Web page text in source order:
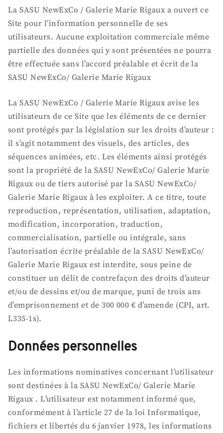
La SASU NewExCo / Galerie Marie Rigaux a ouvert ce
Site pour l’information personnelle de ses
utilisateurs. Aucune exploitation commerciale même
partielle des données qui y sont présentées ne pourra
être effectuée sans l’accord préalable et écrit de la
SASU NewExCo/ Galerie Marie Rigaux
La SASU NewExCo / Galerie Marie Rigaux avise les
utilisateurs de ce Site que les éléments de ce dernier
sont protégés par la législation sur les droits d’auteur :
il s’agit notamment des visuels, des articles, des
séquences animées, etc. Les éléments ainsi protégés
sont la propriété de la SASU NewExCo/ Galerie Marie
Rigaux ou de tiers autorisé par la SASU NewExCo/
Galerie Marie Rigaux à les exploiter. A ce titre, toute
reproduction, représentation, utilisation, adaptation,
modification, incorporation, traduction,
commercialisation, partielle ou intégrale, sans
l’autorisation écrite préalable de la SASU NewExCo/
Galerie Marie Rigaux est interdite, sous peine de
constituer un délit de contrefaçon des droits d’auteur
et/ou de dessins et/ou de marque, puni de trois ans
d’emprisonnement et de 300 000 € d’amende (CPI, art.
L335-1s).
Données personnelles
Les informations nominatives concernant l’utilisateur
sont destinées à la SASU NewExCo/ Galerie Marie
Rigaux . L’utilisateur est notamment informé que,
conformément à l’article 27 de la loi Informatique,
fichiers et libertés du 6 janvier 1978, les informations